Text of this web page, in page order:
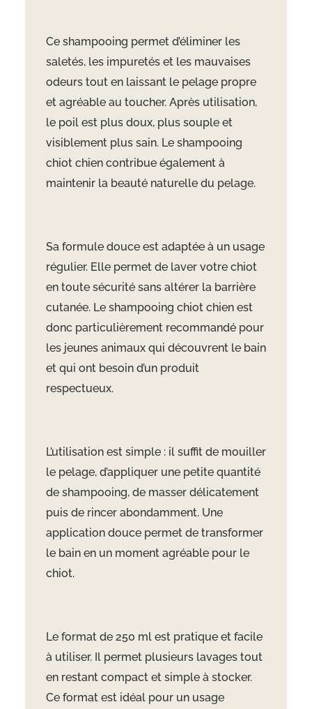
Ce shampooing permet d’éliminer les
saletés, les impuretés et les mauvaises
odeurs tout en laissant le pelage propre
et agréable au toucher. Après utilisation,
le poil est plus doux, plus souple et
visiblement plus sain. Le shampooing
chiot chien contribue également à
maintenir la beauté naturelle du pelage.
Sa formule douce est adaptée à un usage
régulier. Elle permet de laver votre chiot
en toute sécurité sans altérer la barrière
cutanée. Le shampooing chiot chien est
donc particulièrement recommandé pour
les jeunes animaux qui découvrent le bain
et qui ont besoin d’un produit
respectueux.
L’utilisation est simple : il suffit de mouiller
le pelage, d’appliquer une petite quantité
de shampooing, de masser délicatement
puis de rincer abondamment. Une
application douce permet de transformer
le bain en un moment agréable pour le
chiot.
Le format de 250 ml est pratique et facile
à utiliser. Il permet plusieurs lavages tout
en restant compact et simple à stocker.
Ce format est idéal pour un usage